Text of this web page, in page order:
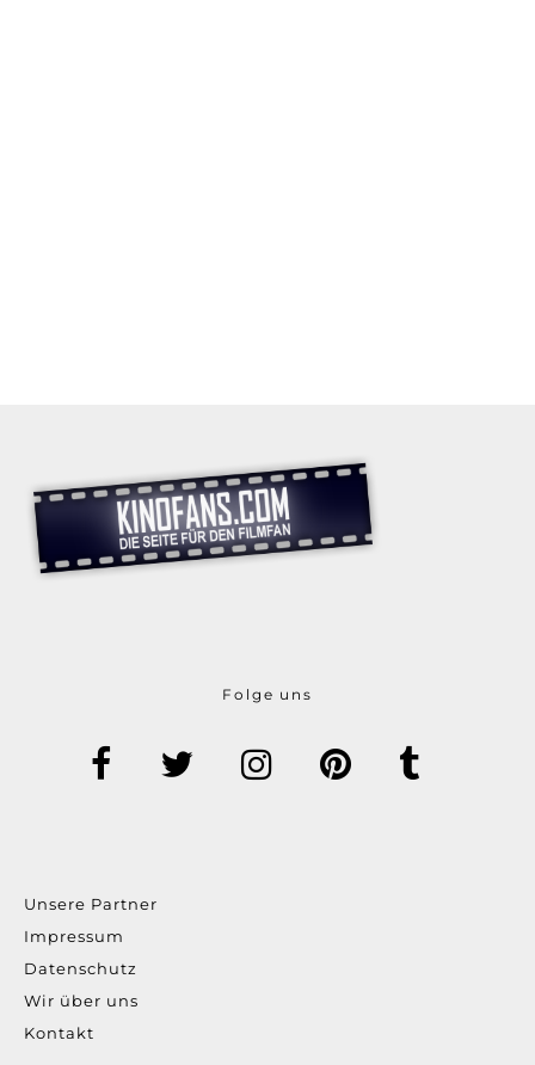
Folge uns
Unsere Partner
Impressum
Datenschutz
Wir über uns
Kontakt